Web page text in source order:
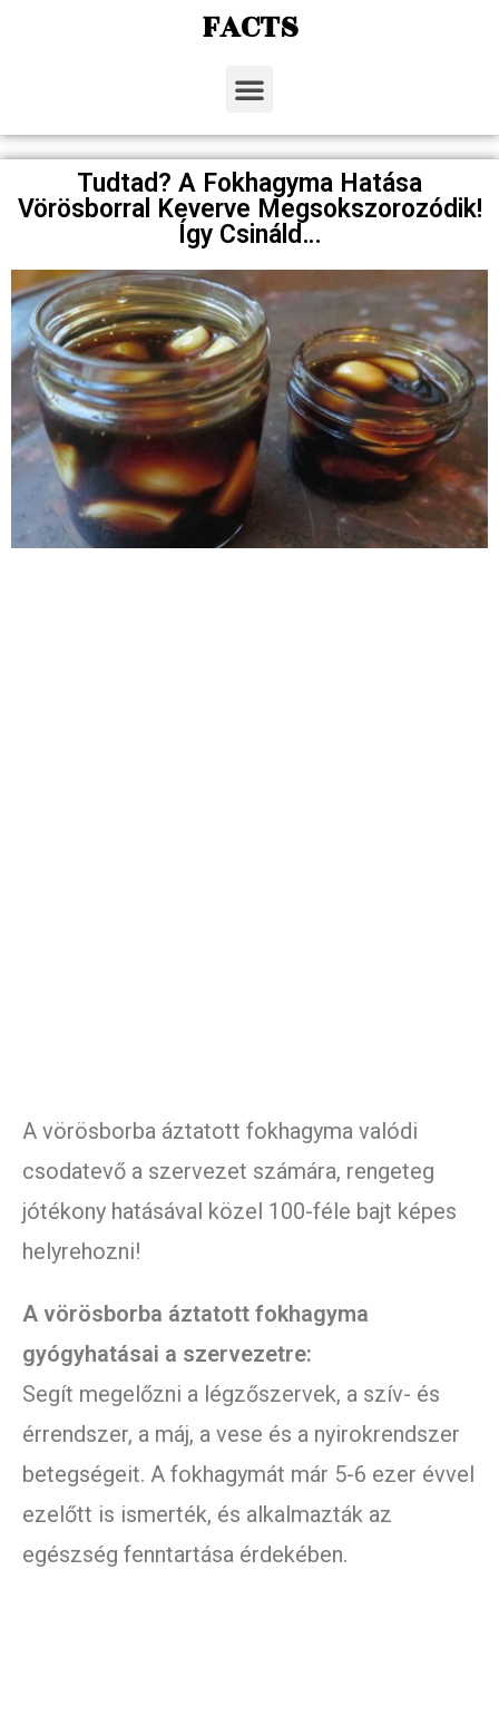
FACTS
Tudtad? A Fokhagyma Hatása
Vörösborral Keverve Megsokszorozódik!
Így Csináld…
A vörösborba áztatott fokhagyma valódi
csodatevő a szervezet számára, rengeteg
jótékony hatásával közel 100-féle bajt képes
helyrehozni!
A vörösborba áztatott fokhagyma
gyógyhatásai a szervezetre:
Segít megelőzni a légzőszervek, a szív- és
érrendszer, a máj, a vese és a nyirokrendszer
betegségeit. A fokhagymát már 5-6 ezer évvel
ezelőtt is ismerték, és alkalmazták az
egészség fenntartása érdekében.